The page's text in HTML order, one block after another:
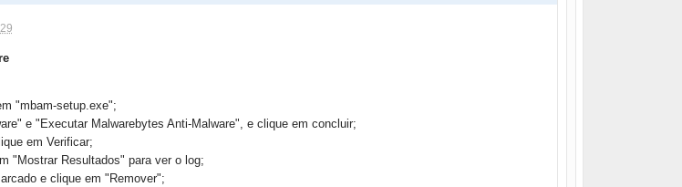
"mbam-setup.exe";
e "Executar Malwarebytes Anti-Malware", e clique em concluir;
em Verificar;
"Mostrar Resultados" para ver o log;
e clique em "Remover";